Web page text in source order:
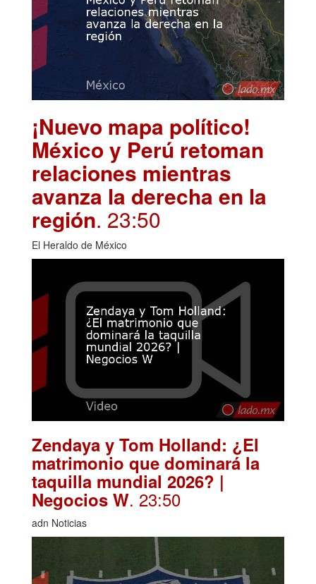
¡Nuevo mapa político!
México y Perú retoman
relaciones mientras
avanza la derecha en la
región. 23:50
El Heraldo de México
Zendaya y Tom Holland: ¿El
matrimonio que dominará la
taquilla mundial 2026? |
Negocios W. 23:50
adn Noticias